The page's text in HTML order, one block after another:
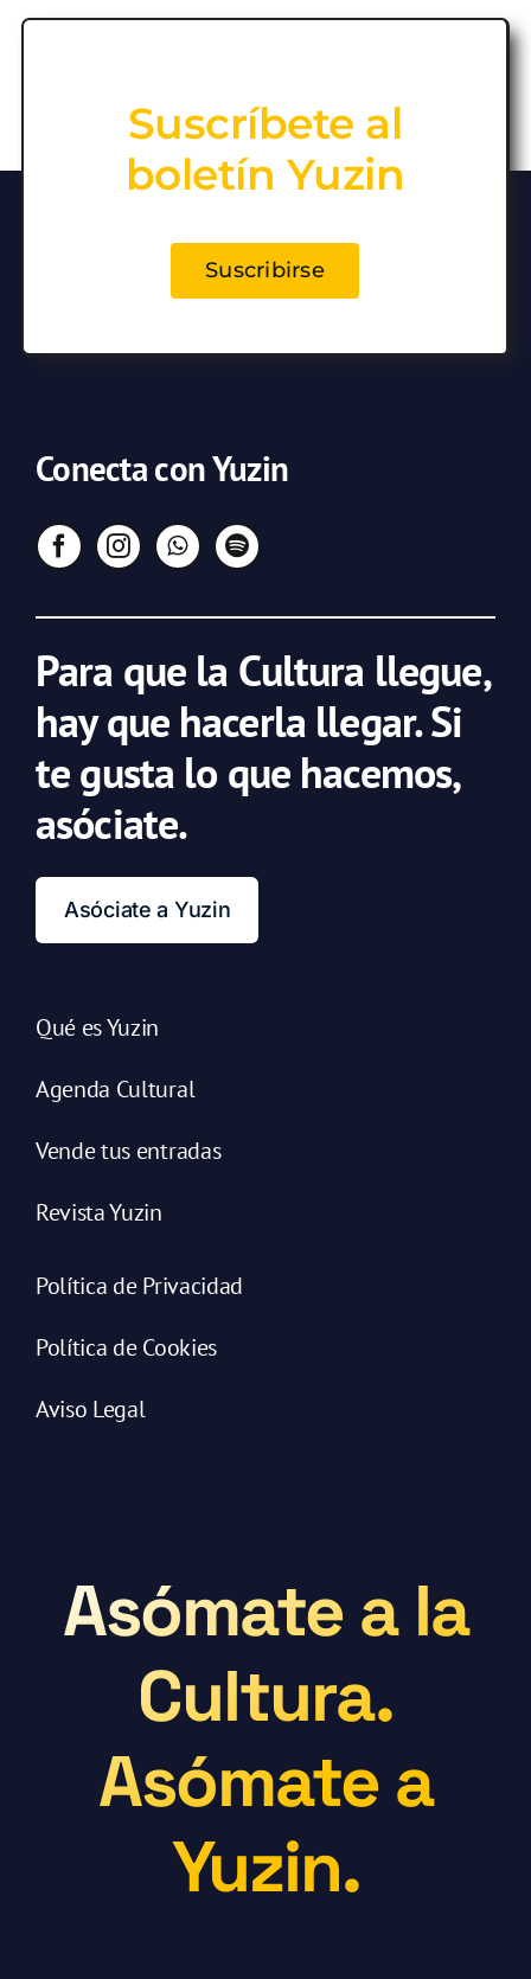
Suscríbete al
boletín Yuzin
Suscribirse
Conecta con Yuzin
Para que la Cultura llegue,
hay que hacerla llegar. Si
te gusta lo que hacemos,
asóciate.
Asóciate a Yuzin
Qué es Yuzin
Agenda Cultural
Vende tus entradas
Revista Yuzin
Política de Privacidad
Política de Cookies
Aviso Legal
Asómate a la
Cultura.
Asómate a
Yuzin.